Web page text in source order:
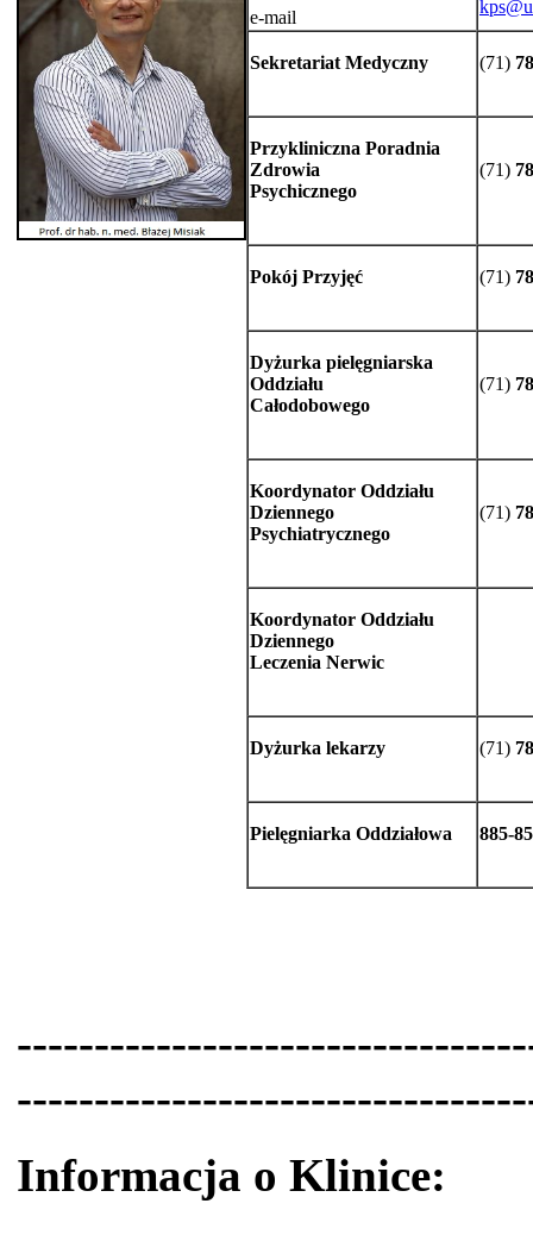
e-mail
Sekretariat Medyczny (71)
Przykliniczna Poradnia
Zdrowia
Psychicznego
(71)
Pokój Przyjęć (71)
Dyżurka pielęgniarska
Oddziału
Całodobowego
(71)
Koordynator Oddziału
Dziennego
Psychiatrycznego
(71)
Koordynator Oddziału
Dziennego
Leczenia Nerwic
Dyżurka lekarzy (71)
Pielęgniarka Oddziałowa 885-
Informacja o Klinice: